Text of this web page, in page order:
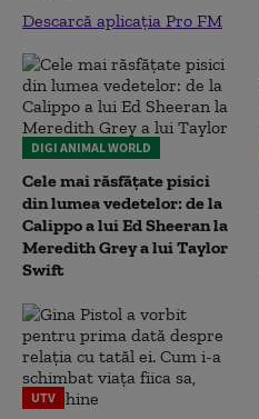
Descarcă aplicația Pro FM
DIGI ANIMAL WORLD
Cele mai răsfățate pisici
din lumea vedetelor: de la
Calippo a lui Ed Sheeran la
Meredith Grey a lui Taylor
Swift
UTV